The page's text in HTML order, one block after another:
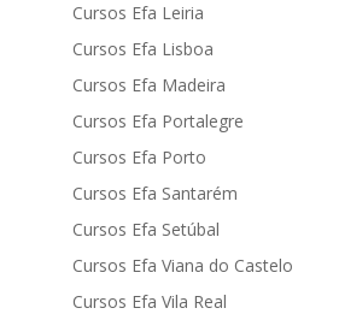
Cursos Efa Leiria
Cursos Efa Lisboa
Cursos Efa Madeira
Cursos Efa Portalegre
Cursos Efa Porto
Cursos Efa Santarém
Cursos Efa Setúbal
Cursos Efa Viana do Castelo
Cursos Efa Vila Real